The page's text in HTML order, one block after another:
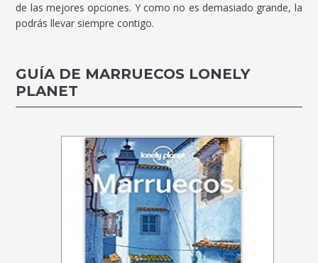
de las mejores opciones. Y como no es demasiado grande, la
podrás llevar siempre contigo.
GUÍA DE MARRUECOS LONELY
PLANET